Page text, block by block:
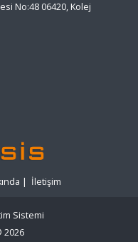
No:48 06420, Kolej
| İletişim
Sistemi
2026